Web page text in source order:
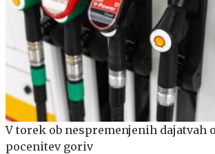
V torek ob nespremenjenih dajatvah
pocenitev goriv